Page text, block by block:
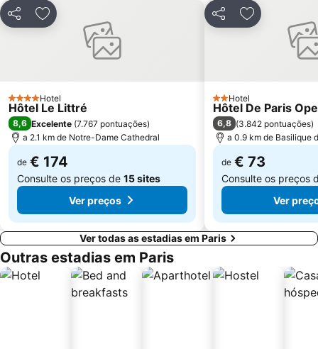
Les Halles
Nation Metro Station
Galerias Lafayette Paris Haussmann
Jardim de Luxemburgo
St-Germain-des-Prés
12th district Reuilly
Parc des Princes
Moulin Rouge
Gare de Neuilly - Porte Maillot Metro Station
PartilharAdicionar aos favoritos
4 Estrelas
Hotel
Hôtel Le Littré
8,6 Excelente (7.767 pontuações)
a 2.1 km de Notre-Dame Cathedral
de € 174
Consulte os preços de 15 sites
Ver preços
PartilharAdicionar
2 Estrelas
Hotel
Hôtel De Paris
6,8 (3.842 pontuações)
a 0.9 km de Basilique
de € 73
Consulte os preços
Ver
Ver todas as estadias em Paris
Outras estadias em Paris